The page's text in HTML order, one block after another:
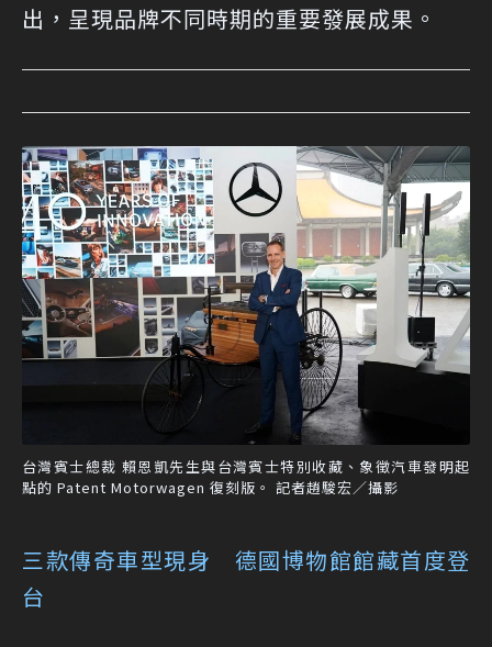
出，呈現品牌不同時期的重要發展成果。
台灣賓士總裁 賴恩凱先生與台灣賓士特別收藏、象徵汽車發明起
點的 Patent Motorwagen 復刻版。 記者趙駿宏／攝影
三款傳奇車型現身 德國博物館館藏首度登
台